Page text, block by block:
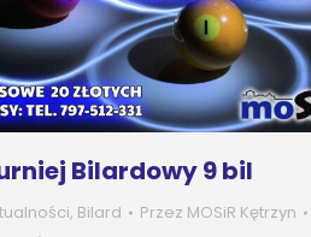
Bilardowy 9 bil
, Bilard Przez MOSiR Kętrzyn